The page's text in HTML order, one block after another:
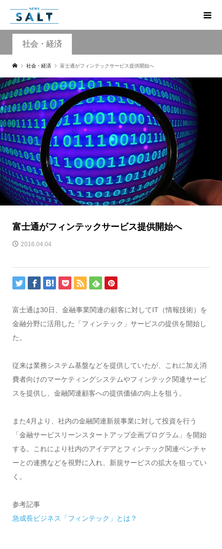
社会・経済
社会・経済 富士通がフィンテックサービス提供開始へ
富士通がフィンテックサービス提供開始へ
2016.04.04
富士通は30日、金融事業関連の顧客に対してIT（情報技術）を
金融分野に活用した「フィンテック」サービスの提供を開始し
た。
従来は業務システム基盤などを提供していたが、これに加え消
費者向けのマーケティングシステムやフィンテック関連サービ
スを提供し、金融関連顧客への提供価値の向上を狙う。
また4月より、社内の金融関連新規事業に対して投資を行う
「金融サービスリーンスタートアップ企画プログラム」を開始
する。これにより社内のアイデアとフィンテック関連ベンチャ
ーとの連携などを視野に入れ、新規サービスの拡大を狙ってい
く。
参考記事
急成長ビジネス「フィンテック」とは？